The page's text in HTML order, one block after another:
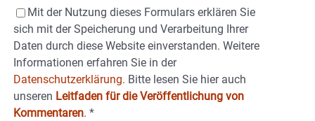
Mit der Nutzung dieses Formulars erklären Sie
sich mit der Speicherung und Verarbeitung Ihrer
Daten durch diese Website einverstanden. Weitere
Informationen erfahren Sie in der
Datenschutzerklärung. Bitte lesen Sie hier auch
unseren Leitfaden für die Veröffentlichung von
Kommentaren. *